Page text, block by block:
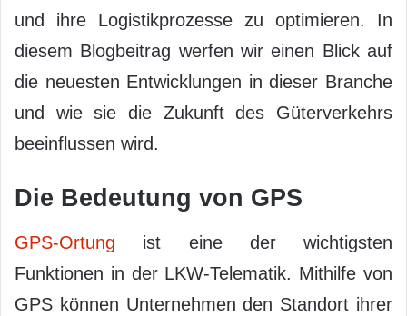
und ihre Logistikprozesse zu optimieren. In
diesem Blogbeitrag werfen wir einen Blick auf
die neuesten Entwicklungen in dieser Branche
und wie sie die Zukunft des Güterverkehrs
beeinflussen wird.
Die Bedeutung von GPS
GPS-Ortung ist eine der wichtigsten
Funktionen in der LKW-Telematik. Mithilfe von
GPS können Unternehmen den Standort ihrer